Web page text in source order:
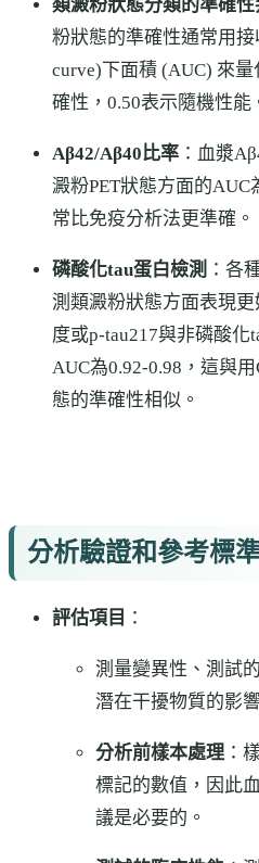
類澱粉狀態分類的準確性
粉狀態的準確性通常用
curve)下面積 (AUC) 來
確性，0.50表示隨機性能
Aβ42/Aβ40比率 ：血漿
澱粉PET狀態方面的AUC
常比免疫分析法更準確。
磷酸化tau蛋白檢測 ：各
測類澱粉狀態方面表現
度或p-tau217與非磷酸化
AUC為0.92-0.98，這與
態的準確性相似。
分析驗證和參考標
評估項目 ：
測量變異性、測試
潛在干擾物質的影響
分析前樣本處理 ：
標記的數值，因此
議是必要的。